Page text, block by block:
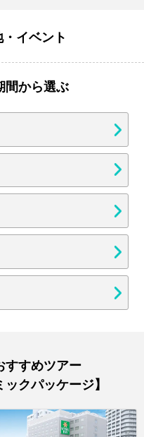
イベント
間から選ぶ
すすめツアー
ックパッケージ】